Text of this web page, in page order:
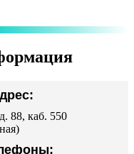
88, каб. 550